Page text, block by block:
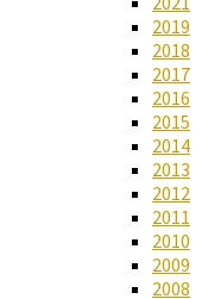
2019
2018
2017
2016
2015
2014
2013
2012
2011
2010
2009
2008